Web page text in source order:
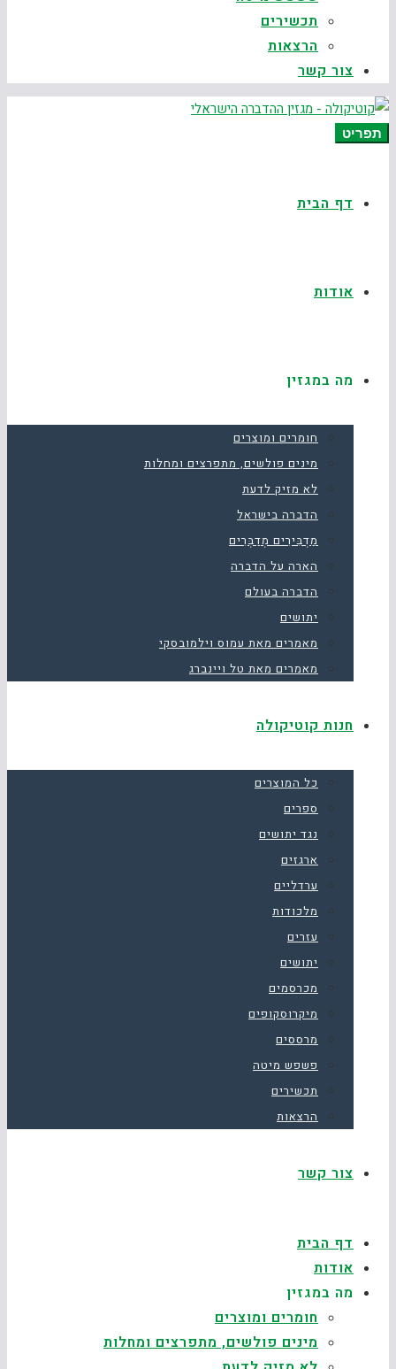
תכשירים
הרצאות
צור קשר
תפריט
דף הבית
אודות
מה במגזין
חומרים ומוצרים
מינים פולשים, מתפרצים ומחלות
לא מזיק לדעת
הדברה בישראל
מַדְבִּירִים מְדַבְּרִים
הארה על הדברה
הדברה בעולם
יתושים
מאמרים מאת עמוס וילמובסקי
מאמרים מאת טל ויינברג
חנות קוטיקולה
כל המוצרים
ספרים
נגד יתושים
ארגזים
ערדליים
מלכודות
עזרים
יתושים
מכרסמים
מיקרוסקופים
מרססים
פשפש מיטה
תכשירים
הרצאות
צור קשר
דף הבית
אודות
מה במגזין
חומרים ומוצרים
מינים פולשים, מתפרצים ומחלות